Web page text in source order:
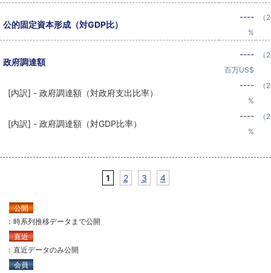
公的固定資本形成（対GDP比）
----
%
政府調達額
----
百万US$
[内訳] - 政府調達額（対政府支出比率）
----
%
[内訳] - 政府調達額（対GDP比率）
----
%
1 2 3 4
公開
：時系列推移データまで公開
直近
：直近データのみ公開
会員